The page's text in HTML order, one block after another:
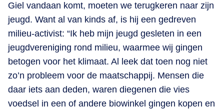
Giel vandaan komt, moeten we terugkeren naar zijn
jeugd. Want al van kinds af, is hij een gedreven
milieu-activist: “Ik heb mijn jeugd gesleten in een
jeugdvereniging rond milieu, waarmee wij gingen
betogen voor het klimaat. Al leek dat toen nog niet
zo’n probleem voor de maatschappij. Mensen die
daar iets aan deden, waren diegenen die vies
voedsel in een of andere biowinkel gingen kopen en